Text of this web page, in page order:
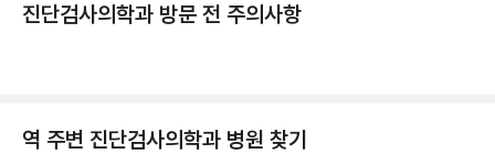
진단검사의학과 방문 전 주의사항
역 주변 진단검사의학과 병원 찾기